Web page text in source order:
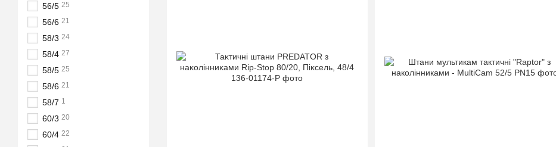
56/5 25
56/6 21
58/3 24
58/4 27
58/5 25
58/6 21
58/7 1
60/3 20
60/4 22